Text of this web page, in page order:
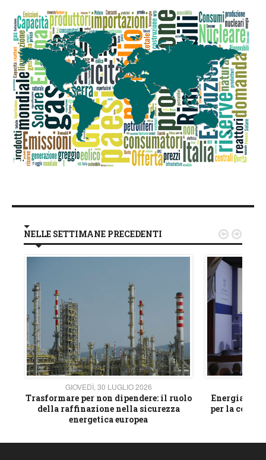
NELLE SETTIMANE PRECEDENTI
GIOVEDÌ, 30 LUGLIO 2026
Trasformare per non dipendere: il ruolo
della raffinazione nella sicurezza
energetica europea
Energia e
per la
 